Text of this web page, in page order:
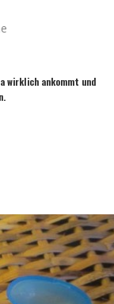
wirklich ankommt und